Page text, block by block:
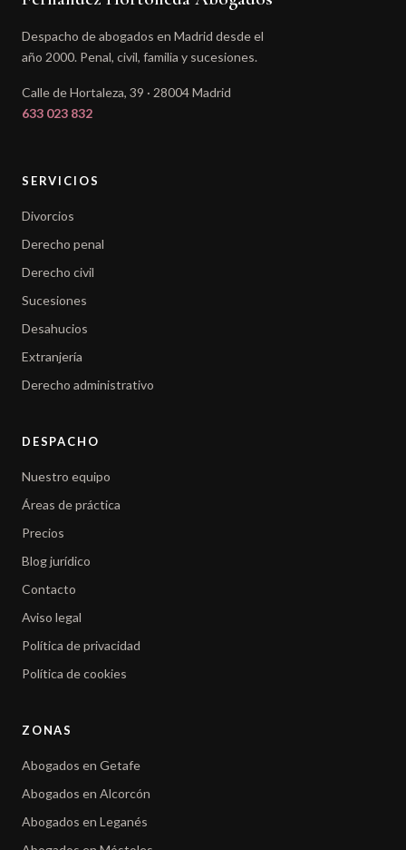
Despacho de abogados en Madrid desde el
año 2000. Penal, civil, familia y sucesiones.
Calle de Hortaleza, 39 · 28004 Madrid
633 023 832
SERVICIOS
Divorcios
Derecho penal
Derecho civil
Sucesiones
Desahucios
Extranjería
Derecho administrativo
DESPACHO
Nuestro equipo
Áreas de práctica
Precios
Blog jurídico
Contacto
Aviso legal
Política de privacidad
Política de cookies
ZONAS
Abogados en Getafe
Abogados en Alcorcón
Abogados en Leganés